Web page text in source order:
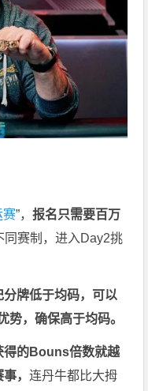
赛”，报名只需要百万
同赛制，进入Day2挑
牌低于均码，可以
势，确保高于均码。
得的Bouns倍数就越
事，连丹牛都比大拇